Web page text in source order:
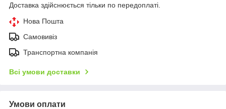
Доставка здійснюється тільки по передоплаті.
Нова Пошта
Самовивіз
Транспортна компанія
Всі умови доставки
Умови оплати